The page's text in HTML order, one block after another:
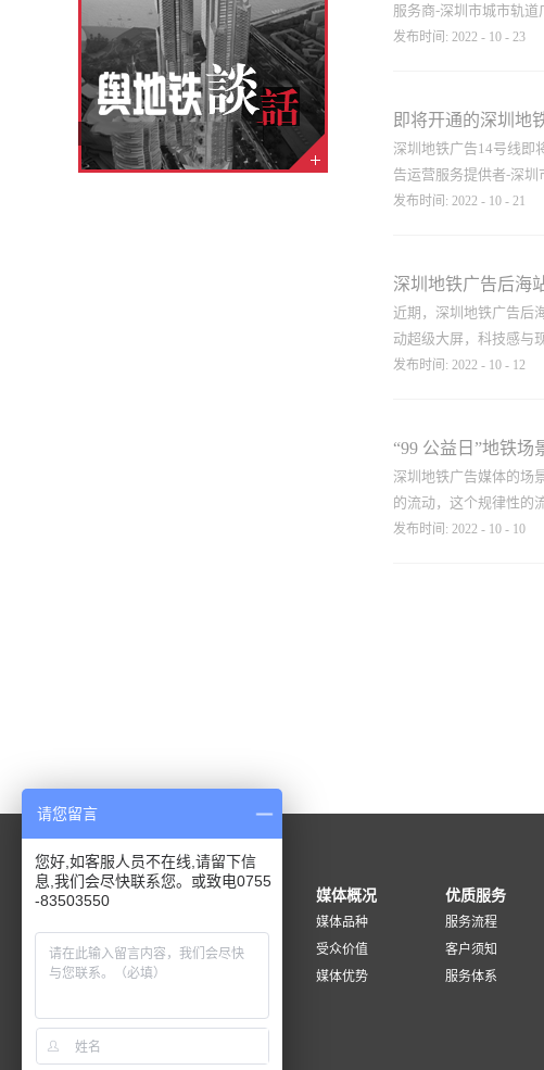
市轨道交通线网规模达
福田到坪山仅需40分
服务商-深圳市城市轨
降，越来越多的广告主
整体的广告预算中匀出
可以提高50%的触达率
合。 深圳地铁广告网
如果投放平台是中央电
发布时间: 2022 - 10 - 23
即将开通的深圳地
深圳地铁广告14号线即
告运营服务提供者-深
现节能目标而努力为实
碳环保的线路。 深圳
和极端上软下硬地层掘
撑。 深圳地铁广告14
800平方米，而新型设
发布时间: 2022 - 10 - 21
深圳地铁广告后海
近期，深圳地铁广告后
动超级大屏，科技感与
孩穿着芭蕾舞裙在芦苇
个放飞孔明灯的背景前
真的让我很震撼，时尚
化战略发展的一部分，
发布时间: 2022 - 10 - 12
“99 公益日”地铁场
深圳地铁广告媒体的场
的流动，这个规律性的
里的书展你看过吗？
太「精致」的书展这
户都可在微信支付知...
发布时间: 2022 - 10 - 10
地铁知识
媒体概况
媒体品种
受众价值
媒体优势
优质服务
服务流程
客户须知
服务体系
请您留言
您好,如客服人员不在线,请留下信
息,我们会尽快联系您。或致电0755
-83503550